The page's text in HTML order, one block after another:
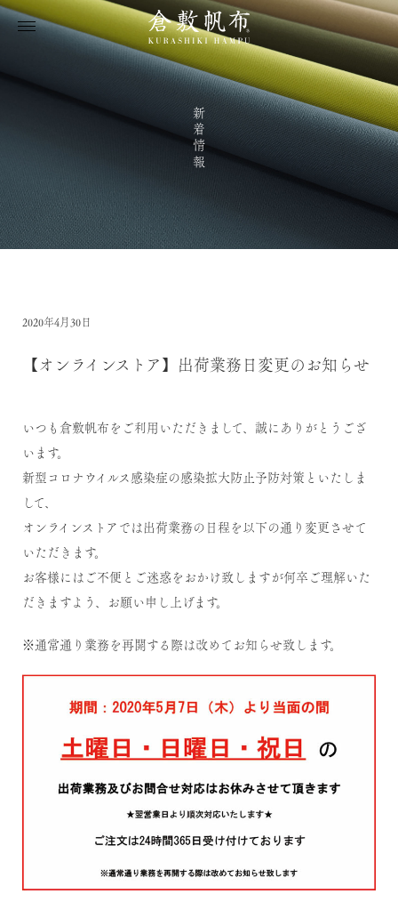
新着情報
2020年4月30日
【オンラインストア】出荷業務日変更のお知らせ
いつも倉敷帆布をご利用いただきまして、誠にありがとうござ
います。
新型コロナウイルス感染症の感染拡大防止予防対策といたしま
して、
オンラインストアでは出荷業務の日程を以下の通り変更させて
いただきます。
お客様にはご不便とご迷惑をおかけ致しますが何卒ご理解いた
だきますよう、お願い申し上げます。
※通常通り業務を再開する際は改めてお知らせ致します。